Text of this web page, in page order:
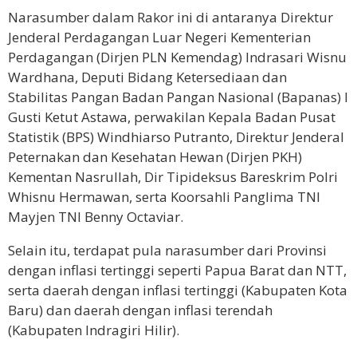
Narasumber dalam Rakor ini di antaranya Direktur
Jenderal Perdagangan Luar Negeri Kementerian
Perdagangan (Dirjen PLN Kemendag) Indrasari Wisnu
Wardhana, Deputi Bidang Ketersediaan dan
Stabilitas Pangan Badan Pangan Nasional (Bapanas) I
Gusti Ketut Astawa, perwakilan Kepala Badan Pusat
Statistik (BPS) Windhiarso Putranto, Direktur Jenderal
Peternakan dan Kesehatan Hewan (Dirjen PKH)
Kementan Nasrullah, Dir Tipideksus Bareskrim Polri
Whisnu Hermawan, serta Koorsahli Panglima TNI
Mayjen TNI Benny Octaviar.
Selain itu, terdapat pula narasumber dari Provinsi
dengan inflasi tertinggi seperti Papua Barat dan NTT,
serta daerah dengan inflasi tertinggi (Kabupaten Kota
Baru) dan daerah dengan inflasi terendah
(Kabupaten Indragiri Hilir).